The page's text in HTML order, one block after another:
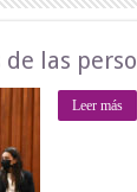
las
Leer más